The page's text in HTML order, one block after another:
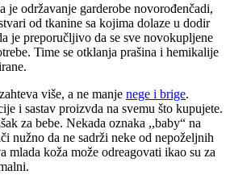
je održavanje garderobe novorođenčadi,
od tkanine sa kojima dolaze u dodir
je preporučljivo da se sve novokupljene
Time se otklanja prašina i hemikalije
više, a ne manje nege i brige.
i sastav proizvda na svemu što kupujete.
za bebe. Nekada oznaka ,,baby“ na
nužno da ne sadrži neke od nepoželjnih
mlada koža može odreagovati ikao su za